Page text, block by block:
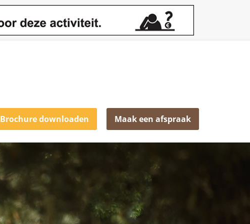
Brochure downloaden Maak een afspraak